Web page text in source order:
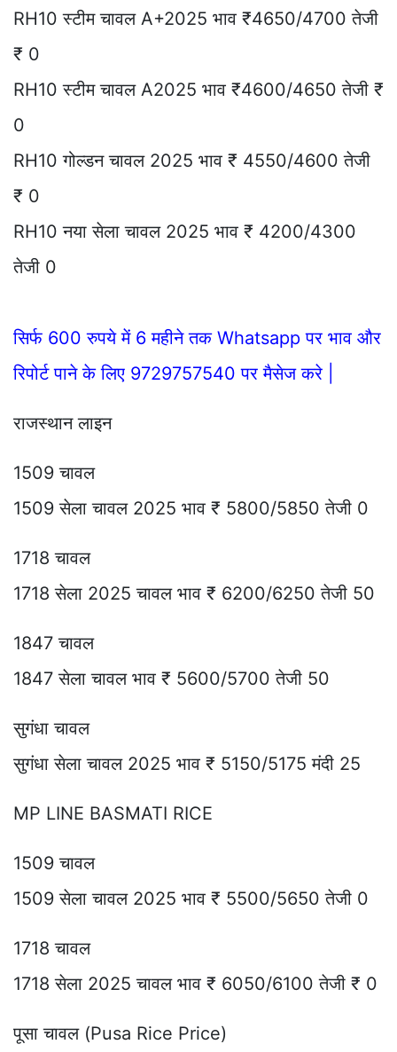
RH10 स्टीम चावल A+2025 भाव ₹4650/4700 तेजी
₹ 0
RH10 स्टीम चावल A2025 भाव ₹4600/4650 तेजी ₹
0
RH10 गोल्डन चावल 2025 भाव ₹ 4550/4600 तेजी
₹ 0
RH10 नया सेला चावल 2025 भाव ₹ 4200/4300
तेजी 0
सिर्फ 600 रुपये में 6 महीने तक Whatsapp पर भाव और
रिपोर्ट पाने के लिए 9729757540 पर मैसेज करे |
राजस्थान लाइन
1509 चावल
1509 सेला चावल 2025 भाव ₹ 5800/5850 तेजी 0
1718 चावल
1718 सेला 2025 चावल भाव ₹ 6200/6250 तेजी 50
1847 चावल
1847 सेला चावल भाव ₹ 5600/5700 तेजी 50
सुगंधा चावल
सुगंधा सेला चावल 2025 भाव ₹ 5150/5175 मंदी 25
MP LINE BASMATI RICE
1509 चावल
1509 सेला चावल 2025 भाव ₹ 5500/5650 तेजी 0
1718 चावल
1718 सेला 2025 चावल भाव ₹ 6050/6100 तेजी ₹ 0
पूसा चावल (Pusa Rice Price)